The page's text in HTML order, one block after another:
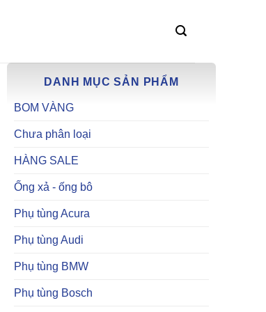
DANH MỤC SẢN PHẨM
BOM VÀNG
Chưa phân loại
HÀNG SALE
Ống xả - ống bô
Phụ tùng Acura
Phụ tùng Audi
Phụ tùng BMW
Phụ tùng Bosch